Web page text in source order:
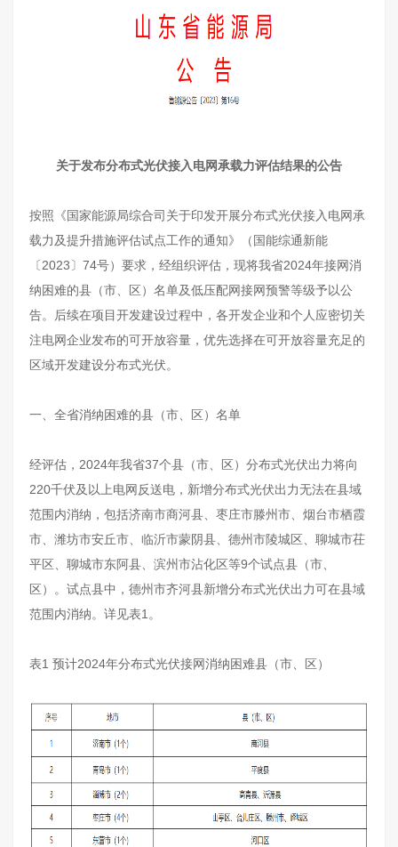
关于发布分布式光伏接入电网承载力评估结果的公告
按照《国家能源局综合司关于印发开展分布式光伏接入电网承
载力及提升措施评估试点工作的通知》（国能综通新能
〔2023〕74号）要求，经组织评估，现将我省2024年接网消
纳困难的县（市、区）名单及低压配网接网预警等级予以公
告。后续在项目开发建设过程中，各开发企业和个人应密切关
注电网企业发布的可开放容量，优先选择在可开放容量充足的
区域开发建设分布式光伏。
一、全省消纳困难的县（市、区）名单
经评估，2024年我省37个县（市、区）分布式光伏出力将向
220千伏及以上电网反送电，新增分布式光伏出力无法在县域
范围内消纳，包括济南市商河县、枣庄市滕州市、烟台市栖霞
市、潍坊市安丘市、临沂市蒙阴县、德州市陵城区、聊城市茌
平区、聊城市东阿县、滨州市沾化区等9个试点县（市、
区）。试点县中，德州市齐河县新增分布式光伏出力可在县域
范围内消纳。详见表1。
表1 预计2024年分布式光伏接网消纳困难县（市、区）